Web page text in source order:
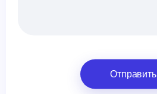
Отправить